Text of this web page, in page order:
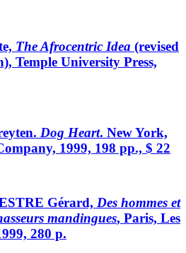
The Afrocentric Idea (revised
Temple University Press,
Dog Heart. New York,
1999, 198 pp., $ 22
Gérard, Des hommes et
mandingues, Paris, Les
280 p.